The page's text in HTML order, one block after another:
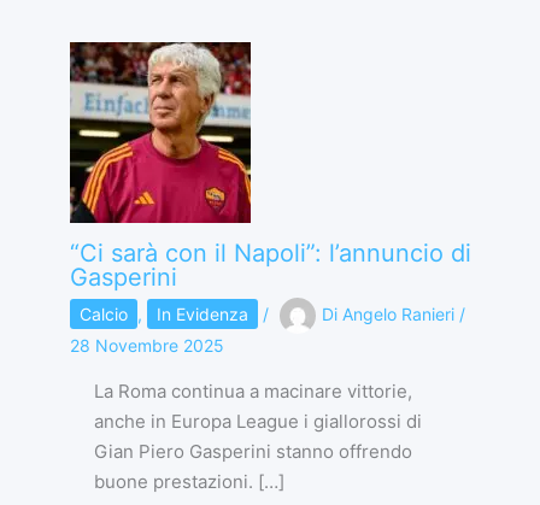
“Ci sarà con il Napoli”: l’annuncio di
Gasperini
Calcio , In Evidenza / Di Angelo Ranieri /
28 Novembre 2025
La Roma continua a macinare vittorie,
anche in Europa League i giallorossi di
Gian Piero Gasperini stanno offrendo
buone prestazioni. […]